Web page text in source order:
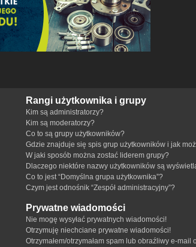
Rangi użytkownika i grupy
Kim są administratorzy?
Kim są moderatorzy?
Co to są grupy użytkowników?
Gdzie znajduje się spis grup użytkowników i jak
W jaki sposób można zostać liderem grupy?
Dlaczego niektóre nazwy użytkowników są
Co to jest “Domyślna grupa użytkownika”?
Czym jest odnośnik “Zespół administracyjny”?
Prywatne wiadomości
Nie mogę wysyłać prywatnych wiadomości!
Otrzymuję niechciane prywatne wiadomości!
Otrzymałem/otrzymałam spam lub obraźliwy e-mail